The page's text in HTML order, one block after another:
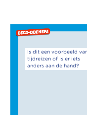
Is dit een voorbeeld
tijdreizen of is er iets
anders aan de hand?